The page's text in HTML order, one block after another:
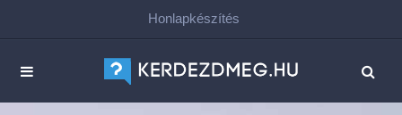
Honlapkészítés